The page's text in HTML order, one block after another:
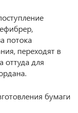
потока
переходят в
оттуда для
бумаги